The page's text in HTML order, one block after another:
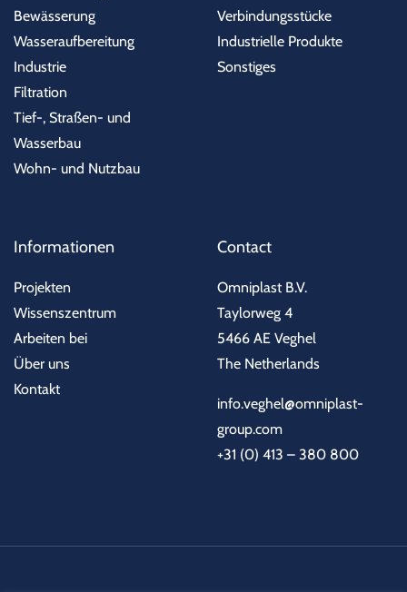
Bewässerung
Wasseraufbereitung
Industrie
Filtration
Tief-, Straßen- und
Wasserbau
Wohn- und Nutzbau
Verbindungsstücke
Industrielle Produkte
Sonstiges
Informationen
Projekten
Wissenszentrum
Arbeiten bei
Über uns
Kontakt
Contact
Omniplast B.V.
Taylorweg 4
5466 AE Veghel
The Netherlands
info.veghel@omniplast-
group.com
+31 (0) 413 – 380 800